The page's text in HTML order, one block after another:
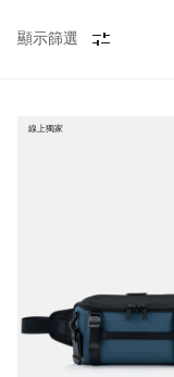
顯示篩選
線上獨家